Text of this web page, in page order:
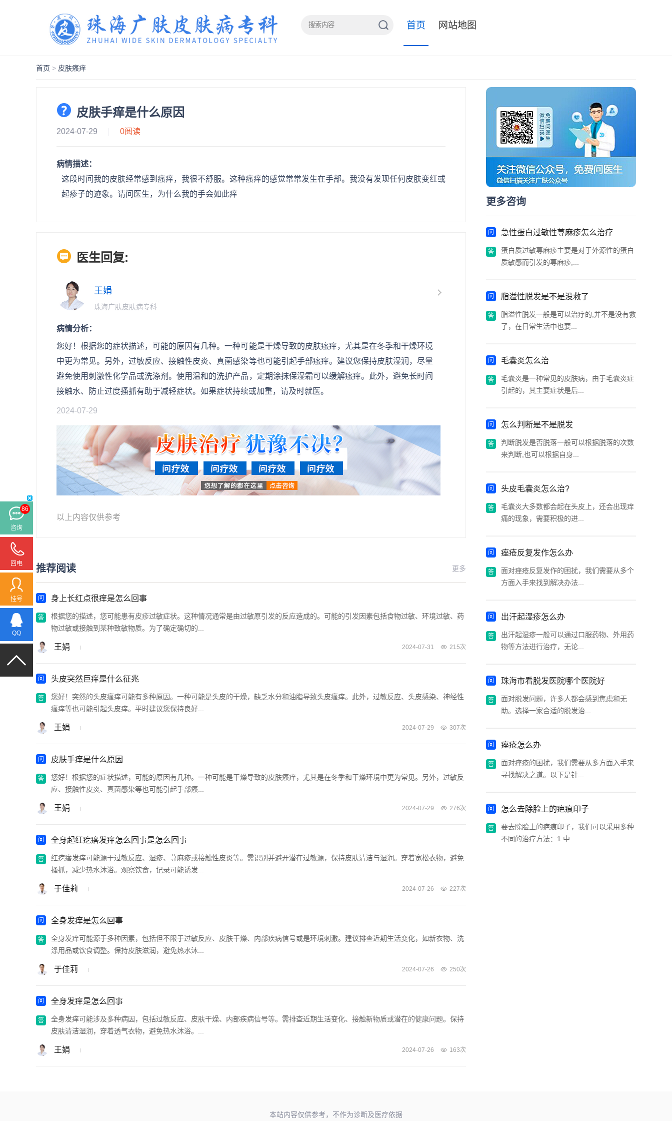
首页 网站地图
首页 > 皮肤瘙痒
皮肤手痒是什么原因
2024-07-29 0阅读
病情描述：
这段时间我的皮肤经常感到瘙痒，我很不舒服。这种瘙痒的感觉常常发生在手部。我没有发现任何皮肤变红或
起疹子的迹象。请问医生，为什么我的手会如此痒
医生回复:
王娟
珠海广肤皮肤病专科
病情分析：
您好！根据您的症状描述，可能的原因有几种。一种可能是干燥导致的皮肤瘙痒，尤其是在冬季和干燥环境
中更为常见。另外，过敏反应、接触性皮炎、真菌感染等也可能引起手部瘙痒。建议您保持皮肤湿润，尽量
避免使用刺激性化学品或洗涤剂。使用温和的洗护产品，定期涂抹保湿霜可以缓解瘙痒。此外，避免长时间
接触水、防止过度搔抓有助于减轻症状。如果症状持续或加重，请及时就医。
2024-07-29
以上内容仅供参考
推荐阅读 更多
身上长红点很痒是怎么回事
根据您的描述，您可能患有皮疹过敏症状。这种情况通常是由过敏原引发的反应造成的。可能的引发因素包括食物过敏、环境过敏、药
物过敏或接触到某种致敏物质。为了确定确切的...
王娟 2024-07-31 215次
头皮突然巨痒是什么征兆
您好！突然的头皮瘙痒可能有多种原因。一种可能是头皮的干燥，缺乏水分和油脂导致头皮瘙痒。此外，过敏反应、头皮感染、神经性
瘙痒等也可能引起头皮痒。平时建议您保持良好...
王娟 2024-07-29 307次
皮肤手痒是什么原因
您好！根据您的症状描述，可能的原因有几种。一种可能是干燥导致的皮肤瘙痒，尤其是在冬季和干燥环境中更为常见。另外，过敏反
应、接触性皮炎、真菌感染等也可能引起手部瘙...
王娟 2024-07-29 276次
全身起红疙瘩发痒怎么回事是怎么回事
红疙瘩发痒可能源于过敏反应、湿疹、荨麻疹或接触性皮炎等。需识别并避开潜在过敏源，保持皮肤清洁与湿润。穿着宽松衣物，避免
搔抓，减少热水沐浴。观察饮食，记录可能诱发...
于佳莉 2024-07-26 227次
全身发痒是怎么回事
全身发痒可能源于多种因素，包括但不限于过敏反应、皮肤干燥、内部疾病信号或是环境刺激。建议排查近期生活变化，如新衣物、洗
涤用品或饮食调整。保持皮肤滋润，避免热水沐...
于佳莉 2024-07-26 250次
全身发痒是怎么回事
全身发痒可能涉及多种病因，包括过敏反应、皮肤干燥、内部疾病信号等。需排查近期生活变化、接触新物质或潜在的健康问题。保持
皮肤清洁湿润，穿着透气衣物，避免热水沐浴。...
王娟 2024-07-26 163次
更多咨询
急性蛋白过敏性荨麻疹怎么治疗
蛋白质过敏荨麻疹主要是对于外源性的蛋白
质敏感而引发的荨麻疹,...
脂溢性脱发是不是没救了
脂溢性脱发一般是可以治疗的,并不是没有救
了，在日常生活中也要...
毛囊炎怎么治
毛囊炎是一种常见的皮肤病，由于毛囊炎症
引起的，其主要症状是后...
怎么判断是不是脱发
判断脱发是否脱落一般可以根据脱落的次数
来判断,也可以根据自身...
头皮毛囊炎怎么治?
毛囊炎大多数都会起在头皮上，还会出现痒
痛的现象，需要积极的进...
痤疮反复发作怎么办
面对痤疮反复发作的困扰，我们需要从多个
方面入手来找到解决办法...
出汗起湿疹怎么办
出汗起湿疹一般可以通过口服药物、外用药
物等方法进行治疗，无论...
珠海市看脱发医院哪个医院好
面对脱发问题，许多人都会感到焦虑和无
助。选择一家合适的脱发治...
痤疮怎么办
面对痤疮的困扰，我们需要从多方面入手来
寻找解决之道。以下是针...
怎么去除脸上的疤痕印子
要去除脸上的疤痕印子，我们可以采用多种
不同的治疗方法：1.中...
本站内容仅供参考，不作为诊断及医疗依据
86
咨询
回电
挂号
QQ